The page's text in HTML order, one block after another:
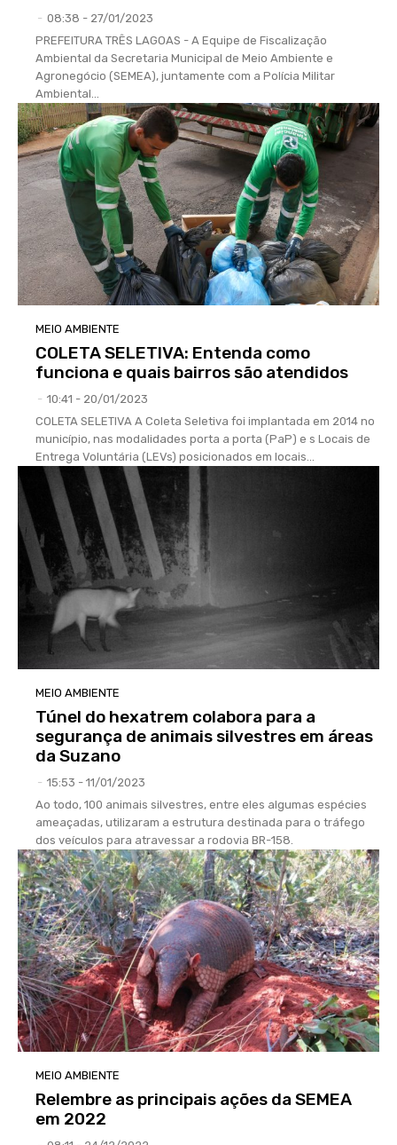
- 08:38 - 27/01/2023
PREFEITURA TRÊS LAGOAS - A Equipe de Fiscalização
Ambiental da Secretaria Municipal de Meio Ambiente e
Agronegócio (SEMEA), juntamente com a Polícia Militar
Ambiental...
MEIO AMBIENTE
COLETA SELETIVA: Entenda como
funciona e quais bairros são atendidos
- 10:41 - 20/01/2023
COLETA SELETIVA A Coleta Seletiva foi implantada em 2014 no
município, nas modalidades porta a porta (PaP) e s Locais de
Entrega Voluntária (LEVs) posicionados em locais...
MEIO AMBIENTE
Túnel do hexatrem colabora para a
segurança de animais silvestres em áreas
da Suzano
- 15:53 - 11/01/2023
Ao todo, 100 animais silvestres, entre eles algumas espécies
ameaçadas, utilizaram a estrutura destinada para o tráfego
dos veículos para atravessar a rodovia BR-158.
MEIO AMBIENTE
Relembre as principais ações da SEMEA
em 2022